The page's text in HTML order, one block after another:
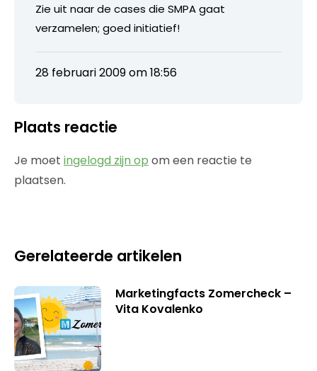
Zie uit naar de cases die SMPA gaat
verzamelen; goed initiatief!
28 februari 2009 om 18:56
Plaats reactie
Je moet ingelogd zijn op om een reactie te
plaatsen.
Gerelateerde artikelen
Marketingfacts Zomercheck –
Vita Kovalenko